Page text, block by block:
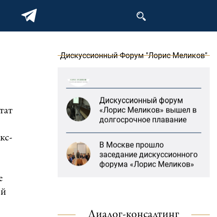
Дискуссионный Форум "Лорис Меликов"
на тему: «ООН и
предотвращение
геноцидов»
«Лорис Меликов» начинает
Дискуссионный форум
«Лорис Меликов» вышел в
долгосрочное плавание
В Москве прошло
заседание дискуссионного
форума «Лорис Меликов»
на тему: «ООН и